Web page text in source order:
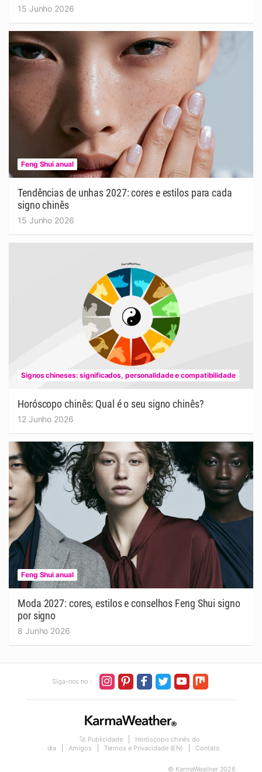
15 Junho 2026
Feng Shui anual
Tendências de unhas 2027: cores e estilos para cada
signo chinês
15 Junho 2026
Signos chineses: significados, personalidade e compatibilidade
Horóscopo chinês: Qual é o seu signo chinês?
12 Junho 2026
Feng Shui anual
Moda 2027: cores, estilos e conselhos Feng Shui signo
por signo
8 Junho 2026
Siga-nos no :
🚀 Publicidade
Horóscopo chinês do
dia
Amigos Termos e Privacidade (EN) Contato
© KarmaWeather 2026